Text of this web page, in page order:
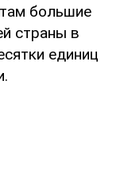
большие
страны в
единиц